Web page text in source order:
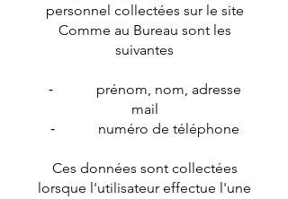
personnel collectées sur le site
Comme au Bureau sont les
suivantes
⁃ prénom, nom, adresse
mail
⁃ numéro de téléphone
Ces données sont collectées
lorsque l'utilisateur effectue l'une